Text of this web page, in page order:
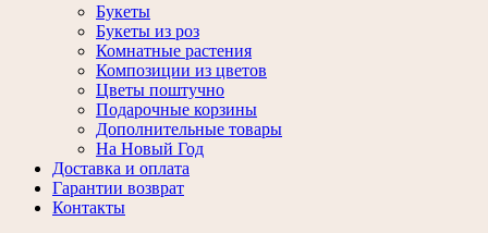
Букеты
Букеты из роз
Комнатные растения
Композиции из цветов
Цветы поштучно
Подарочные корзины
Дополнительные товары
На Новый Год
Доставка и оплата
Гарантии возврат
Контакты